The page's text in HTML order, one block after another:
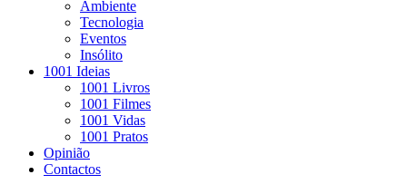
Ambiente
Tecnologia
Eventos
Insólito
1001 Ideias
1001 Livros
1001 Filmes
1001 Vidas
1001 Pratos
Opinião
Contactos